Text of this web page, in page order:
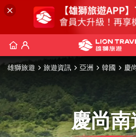
雄獅旅遊 旅遊資訊 亞洲 韓國 慶
慶尚南